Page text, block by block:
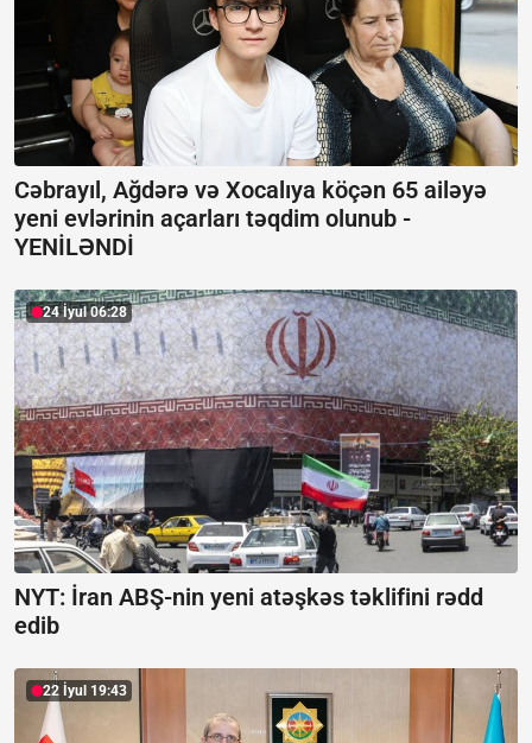
Cəbrayıl, Ağdərə və Xocalıya köçən 65 ailəyə
yeni evlərinin açarları təqdim olunub -
YENİLƏNDİ
24 İyul 06:28
NYT: İran ABŞ-nin yeni atəşkəs təklifini rədd
edib
22 İyul 19:43